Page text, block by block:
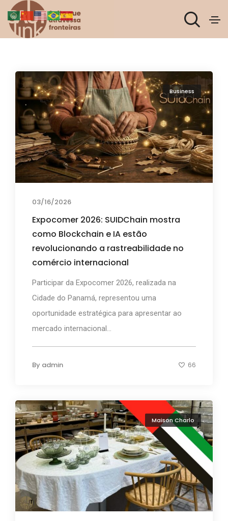
Business
03/16/2026
Expocomer 2026: SUIDChain mostra
como Blockchain e IA estão
revolucionando a rastreabilidade no
comércio internacional
Participar da Expocomer 2026, realizada na
Cidade do Panamá, representou uma
oportunidade estratégica para apresentar ao
mercado internacional...
By admin 66
Maison Charlo